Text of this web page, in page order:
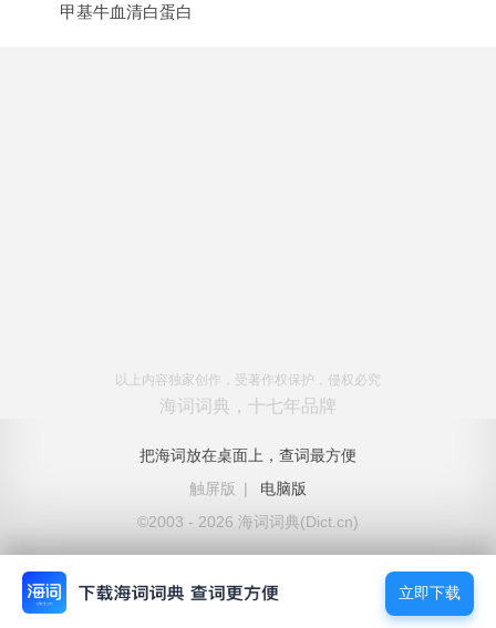
甲基牛血清白蛋白
以上内容独家创作，受著作权保护，侵权必究
海词词典，十七年品牌
把海词放在桌面上，查词最方便
触屏版
|
电脑版
©2003 - 2026 海词词典(Dict.cn)
立即下载
立即下载